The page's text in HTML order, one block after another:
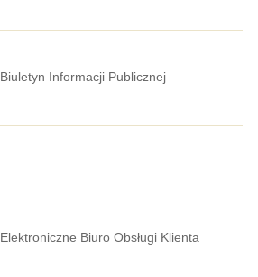
Biuletyn Informacji Publicznej
Elektroniczne Biuro Obsługi Klienta